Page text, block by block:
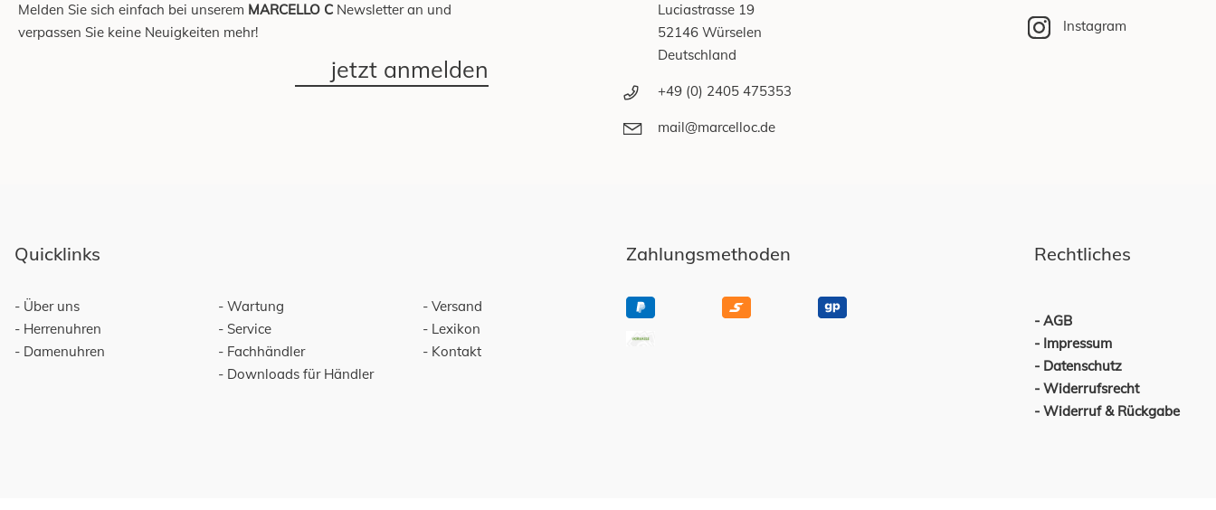
Melden Sie sich einfach bei unserem MARCELLO C Newsletter an und
verpassen Sie keine Neuigkeiten mehr!
jetzt anmelden
Luciastrasse 19
52146 Würselen
Deutschland
+49 (0) 2405 475353
mail@marcelloc.de
Instagram
Quicklinks
Über uns
Herrenuhren
Damenuhren
Wartung
Service
Fachhändler
Downloads für Händler
Versand
Lexikon
Kontakt
Zahlungsmethoden Rechtliches
AGB
Impressum
Datenschutz
Widerrufsrecht
Widerruf & Rückgabe